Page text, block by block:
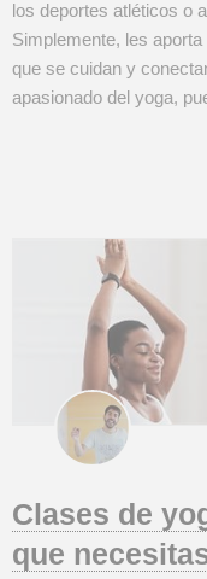
los deportes atléticos o
Simplemente, les
que se cuidan y
apasionado del yoga,
algo que te llena de
Clases de
que